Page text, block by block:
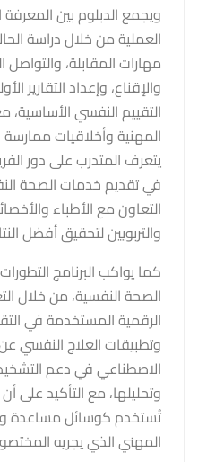
ويجمع الدبلوم بين المعرفة
العملية من خلال دراسة
مهارات المقابلة، والتواصل
والإقناع، وإعداد التقارير
التقييم النفسي الأساسية،
المهنية وأخلاقيات
يتعرف المتدرب على دور
في تقديم خدمات الصحة
التعاون مع الأطباء
والتربويين لتحقيق أفضل
كما يواكب البرنامج
الصحة النفسية، من خلال
الرقمية المستخدمة في
وتطبيقات العلاج النفسي
الاصطناعي في دعم
وتحليلها، مع التأكيد على
تُستخدم كوسائل مساعدة
المهني الذي يجريه